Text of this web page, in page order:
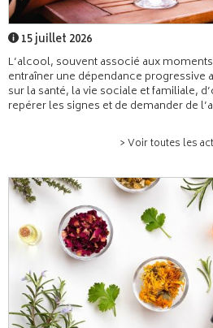
15 juillet 2026
L’alcool, souvent associé aux
entraîner une dépendance progressive
sur la santé, la vie sociale et familiale,
repérer les signes et de demander de
> Voir toutes les